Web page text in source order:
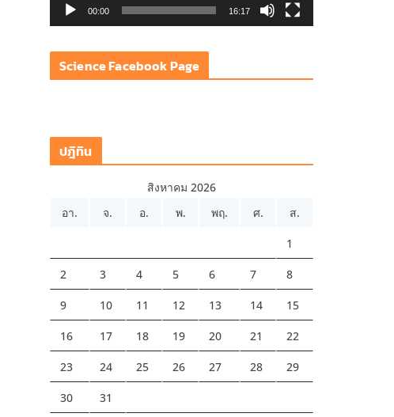
ล์
โ
00:00 16:17
Science Facebook Page
ปฎิทิน
สิงหาคม 2026
อา.
จ. อ. พ. พฤ. ศ. ส.
1
2 3 4 5 6 7 8
9 10 11 12 13 14 15
16 17 18 19 20 21 22
23 24 25 26 27 28 29
30 31